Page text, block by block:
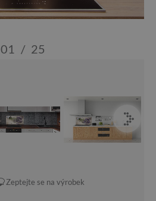
01 / 25
Zeptejte se na výrobek